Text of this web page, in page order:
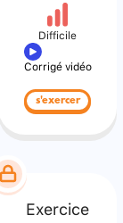
Difficile
Corrigé vidéo
s'exercer
Exercice